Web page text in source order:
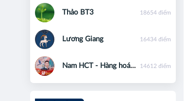
Thảo BT3 18654 điểm
Lương Giang 16434 điểm
Nam HCT - Hàng hoá phái sinh - 0867091553 14612 điểm